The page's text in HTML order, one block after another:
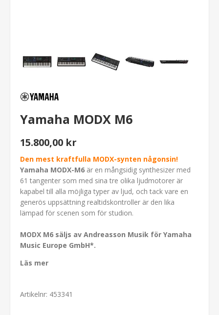
Yamaha MODX M6
15.800,00 kr
Den mest kraftfulla MODX-synten någonsin!
Yamaha MODX-M6 är en mångsidig synthesizer med
61 tangenter som med sina tre olika ljudmotorer är
kapabel till alla möjliga typer av ljud, och tack vare en
generös uppsättning realtidskontroller är den lika
lämpad för scenen som för studion.
MODX M6 säljs av Andreasson Musik för Yamaha
Music Europe GmbH*.
Läs mer
Artikelnr: 453341